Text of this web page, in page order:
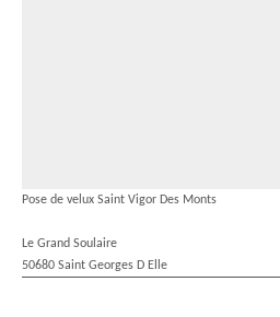
Pose de velux Saint Vigor Des Monts
Le Grand Soulaire
50680 Saint Georges D Elle